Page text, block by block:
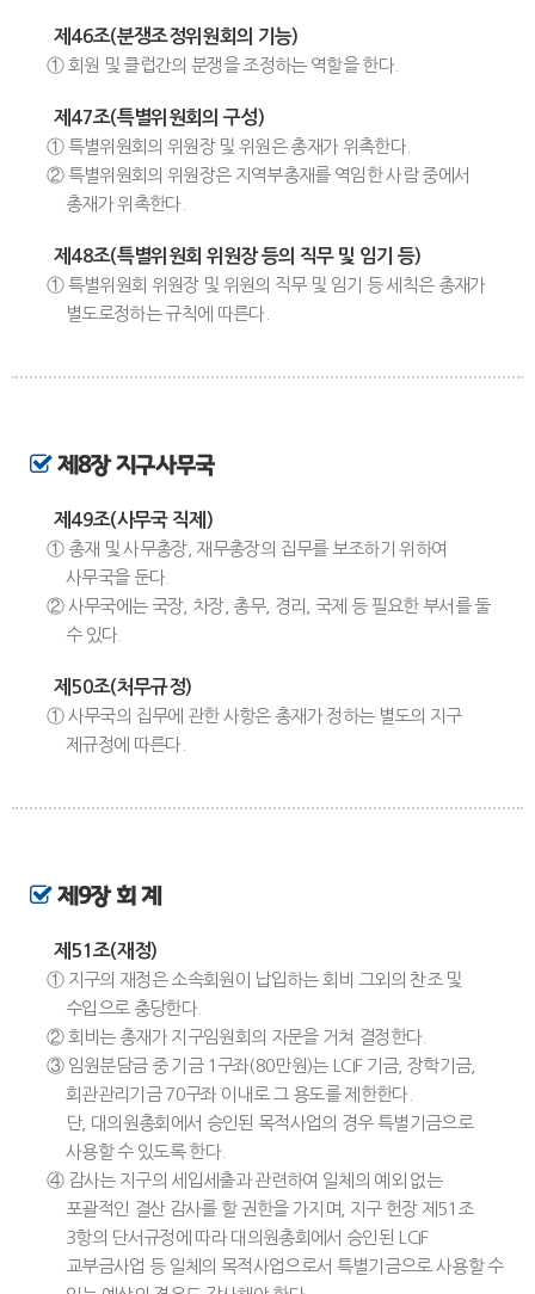
제46조(분쟁조정위원회의 기능)
① 회원 및 클럽간의 분쟁을 조정하는 역할을 한다.
제47조(특별위원회의 구성)
① 특별위원회의 위원장 및 위원은 총재가 위촉한다.
② 특별위원회의 위원장은 지역부총재를 역임한 사람 중에서
총재가 위촉한다.
제48조(특별위원회 위원장 등의 직무 및 임기 등)
① 특별위원회 위원장 및 위원의 직무 및 임기 등 세칙은 총재가
별도로정하는 규칙에 따른다.
제8장 지구사무국
제49조(사무국 직제)
① 총재 및 사무총장, 재무총장의 집무를 보조하기 위하여
사무국을 둔다.
② 사무국에는 국장, 차장, 총무, 경리, 국제 등 필요한 부서를 둘
수 있다.
제50조(처무규정)
① 사무국의 집무에 관한 사항은 총재가 정하는 별도의 지구
제규정에 따른다.
제9장 회 계
제51조(재정)
① 지구의 재정은 소속회원이 납입하는 회비 그외의 찬조 및
수입으로 충당한다.
② 회비는 총재가 지구임원회의 자문을 거쳐 결정한다.
③ 임원분담금 중 기금 1구좌(80만원)는 LCIF 기금, 장학기금,
회관관리기금 70구좌 이내로 그 용도를 제한한다.
단, 대의원총회에서 승인된 목적사업의 경우 특별기금으로
사용할 수 있도록 한다.
④ 감사는 지구의 세입세출과 관련하여 일체의 예외 없는
포괄적인 결산 감사를 할 권한을 가지며, 지구 헌장 제51조
3항의 단서규정에 따라 대의원총회에서 승인된 LCIF
교부금사업 등 일체의 목적사업으로서 특별기금으로 사용할 수